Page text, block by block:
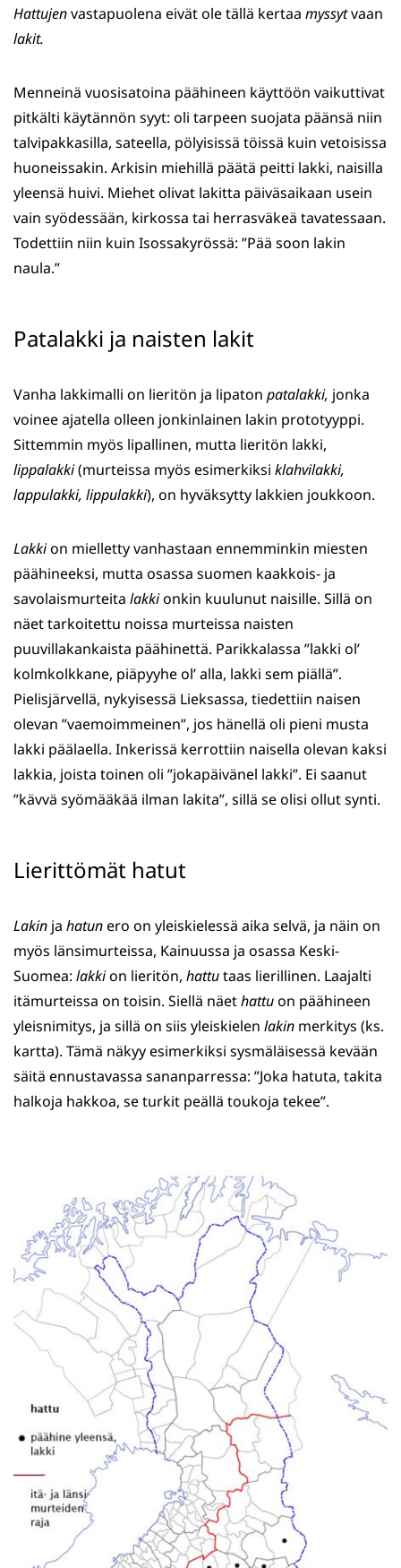
Hattujenvastapuolena eivät ole tällä kertaa myssytvaan
lakit.
Menneinä vuosisatoina päähineen käyttöön vaikuttivat
pitkälti käytännön syyt: oli tarpeen suojata päänsä niin
talvipakkasilla, sateella, pölyisissä töissä kuin vetoisissa
huoneissakin. Arkisin miehillä päätä peitti lakki, naisilla
yleensä huivi. Miehet olivat lakitta päiväsaikaan usein
vain syödessään, kirkossa tai herrasväkeä tavatessaan.
Todettiin niin kuin Isossakyrössä: ”Pää soon lakin
naula.”
Patalakki ja naisten lakit
Vanha lakkimalli on lieritön ja lipaton patalakki, jonka
voinee ajatella olleen jonkinlainen lakin prototyyppi.
Sittemmin myös lipallinen, mutta lieritön lakki,
lippalakki(murteissa myös esimerkiksi klahvilakki,
lappulakki, lippulakki), on hyväksytty lakkien joukkoon.
Lakkion mielletty vanhastaan ennemminkin miesten
päähineeksi, mutta osassa suomen kaakkois- ja
savolaismurteita lakkionkin kuulunut naisille. Sillä on
näet tarkoitettu noissa murteissa naisten
puuvillakankaista päähinettä. Parikkalassa ”lakki ol’
kolmkolkkane, piäpyyhe ol’ alla, lakki sem piällä”.
Pielisjärvellä, nykyisessä Lieksassa, tiedettiin naisen
olevan ”vaemoimmeinen”, jos hänellä oli pieni musta
lakki päälaella. Inkerissä kerrottiin naisella olevan kaksi
lakkia, joista toinen oli ”jokapäivänel lakki”. Ei saanut
”kävvä syömääkää ilman lakita”, sillä se olisi ollut synti.
Lierittömät hatut
Lakin ja hatunero on yleiskielessä aika selvä, ja näin on
myös länsimurteissa, Kainuussa ja osassa Keski-
Suomea: lakkion lieritön, hattutaas lierillinen. Laajalti
itämurteissa on toisin. Siellä näethattuon päähineen
yleisnimitys, ja sillä on siis yleiskielen lakin merkitys (ks.
kartta). Tämä näkyy esimerkiksi sysmäläisessä kevään
säitä ennustavassa sananparressa: ”Joka hatuta, takita
halkoja hakkoa, se turkit peällä toukoja tekee”.